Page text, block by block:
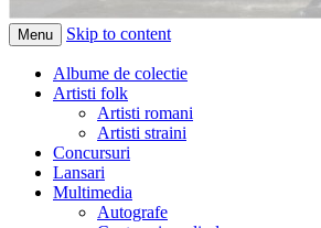
Menu Skip to content
Albume de colectie
Artisti folk
Artisti romani
Artisti straini
Concursuri
Lansari
Multimedia
Autografe